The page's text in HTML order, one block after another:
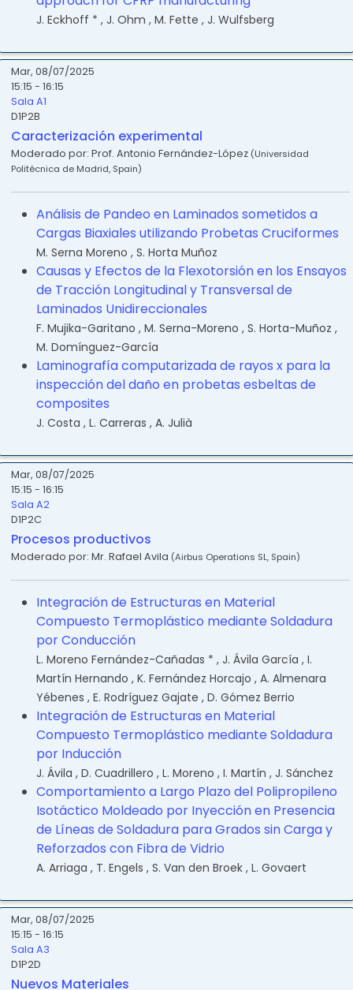
J. Eckhoff * , J. Ohm , M. Fette , J. Wulfsberg
Mar, 08/07/2025
15:15 - 16:15
Sala A1
D1P2B
Caracterización experimental
Moderado por: Prof. Antonio Fernández-López (Universidad
Politécnica de Madrid, Spain)
Análisis de Pandeo en Laminados sometidos a
Cargas Biaxiales utilizando Probetas Cruciformes
M. Serna Moreno , S. Horta Muñoz
Causas y Efectos de la Flexotorsión en los Ensayos
de Tracción Longitudinal y Transversal de
Laminados Unidireccionales
F. Mujika-Garitano , M. Serna-Moreno , S. Horta-Muñoz ,
M. Domínguez-García
Laminografía computarizada de rayos x para la
inspección del daño en probetas esbeltas de
composites
J. Costa , L. Carreras , A. Julià
Mar, 08/07/2025
15:15 - 16:15
Sala A2
D1P2C
Procesos productivos
Moderado por: Mr. Rafael Avila (Airbus Operations SL, Spain)
Integración de Estructuras en Material
Compuesto Termoplástico mediante Soldadura
por Conducción
L. Moreno Fernández-Cañadas * , J. Ávila García , I.
Martín Hernando , K. Fernández Horcajo , A. Almenara
Yébenes , E. Rodríguez Gajate , D. Gómez Berrio
Integración de Estructuras en Material
Compuesto Termoplástico mediante Soldadura
por Inducción
J. Ávila , D. Cuadrillero , L. Moreno , I. Martín , J. Sánchez
Comportamiento a Largo Plazo del Polipropileno
Isotáctico Moldeado por Inyección en Presencia
de Líneas de Soldadura para Grados sin Carga y
Reforzados con Fibra de Vidrio
A. Arriaga , T. Engels , S. Van den Broek , L. Govaert
Mar, 08/07/2025
15:15 - 16:15
Sala A3
D1P2D
Nuevos Materiales